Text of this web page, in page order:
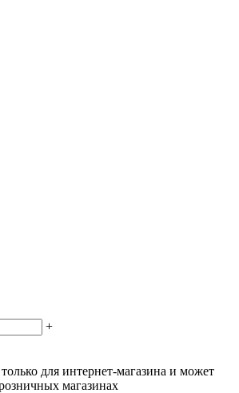
+
для интернет-магазина и может
магазинах